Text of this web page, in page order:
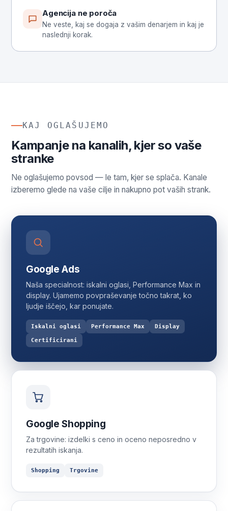
Agencija ne poroča
Ne veste, kaj se dogaja z vašim denarjem in kaj je
naslednji korak.
KAJ OGLAŠUJEMO
Kampanje na kanalih, kjer so vaše
stranke
Ne oglašujemo povsod — le tam, kjer se splača. Kanale
izberemo glede na vaše cilje in nakupno pot vaših strank.
Google Ads
Naša specialnost: iskalni oglasi, Performance Max in
display. Ujamemo povpraševanje točno takrat, ko
ljudje iščejo, kar ponujate.
Iskalni oglasi Performance Max Display
Certificirani
Google Shopping
Za trgovine: izdelki s ceno in oceno neposredno v
rezultatih iskanja.
Shopping Trgovine